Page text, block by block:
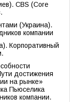
CBS (Core
(Украина).
компании
Корпоративный
достижения
на рынке»
Пьюселика
компании.